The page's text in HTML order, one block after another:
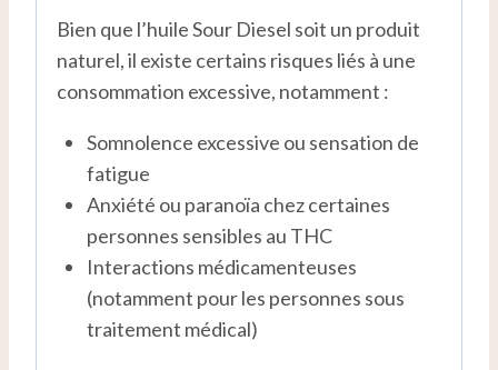
Bien que l’huile Sour Diesel soit un produit
naturel, il existe certains risques liés à une
consommation excessive, notamment :
Somnolence excessive ou sensation de
fatigue
Anxiété ou paranoïa chez certaines
personnes sensibles au THC
Interactions médicamenteuses
(notamment pour les personnes sous
traitement médical)